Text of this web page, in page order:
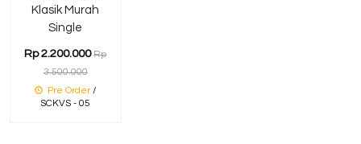
Klasik Murah
Single
Rp 2.200.000 Rp
3.500.000
Pre Order/
SCKVS - 05